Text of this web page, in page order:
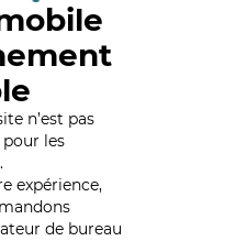
n’est pas
les
expérience,
de bureau